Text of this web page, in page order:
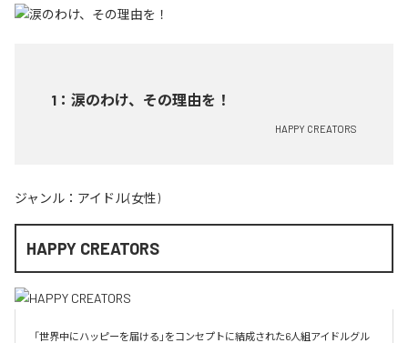
1 ： 涙のわけ、その理由を！
HAPPY CREATORS
ジャンル： アイドル(女性)
HAPPY CREATORS
「世界中にハッピーを届ける」をコンセプトに結成された6人組アイドルグル